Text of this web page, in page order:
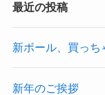
最近の投稿
新ボール、買っち
新年のご挨拶